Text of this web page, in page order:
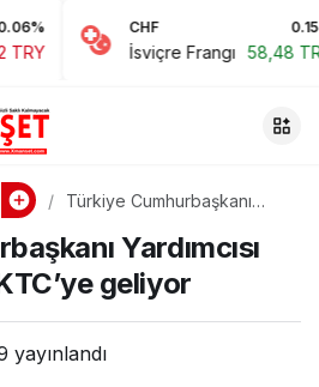
CHF
İsviçre Frangı 58,48 TRY
Türkiye Cumhurbaşkanı
KKTC’ye geliyor
Yardımcısı
geliyor
yayınlandı
Paylaş